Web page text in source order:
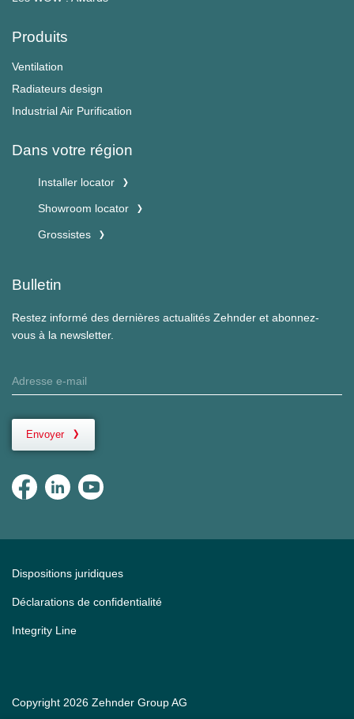
Produits
Ventilation
Radiateurs design
Industrial Air Purification
Dans votre région
Installer locator
Showroom locator
Grossistes
Bulletin
Restez informé des dernières actualités Zehnder et abonnez-
vous à la newsletter.
Envoyer
Copyright 2026 Zehnder Group AG
Dispositions juridiques
Déclarations de confidentialité
Integrity Line